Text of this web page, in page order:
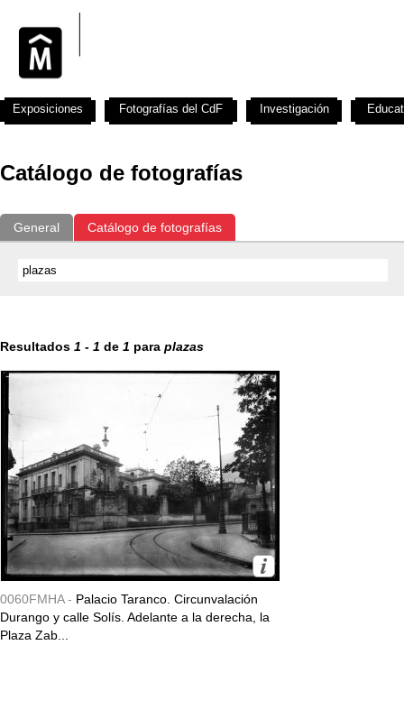
Catálogo de fotografías
General Catálogo de fotografías
Resultados 1 - 1 de 1 para plazas
0060FMHA - Palacio Taranco. Circunvalación
Durango y calle Solís. Adelante a la derecha, la
Plaza Zab...
Exposiciones Fotografías del CdF Investigación